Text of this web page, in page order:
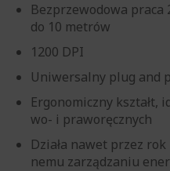
Bezprzewodowa praca
do 10 metrów
1200 DPI
Uniwersalny plug and
Ergonomiczny kształt,
wo- i praworęcznych
Działa nawet przez
nemu zarządzaniu